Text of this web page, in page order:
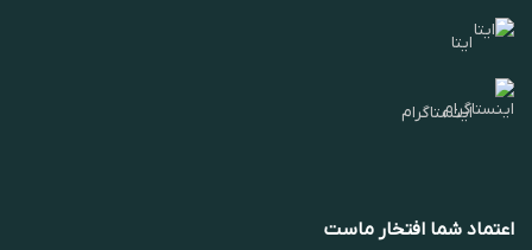
ایتا
اینستاگرام
اعتماد شما افتخار ماست